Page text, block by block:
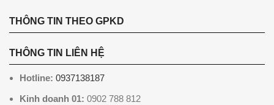
THÔNG TIN THEO GPKD
THÔNG TIN LIÊN HỆ
Hotline: 0937138187
Kinh doanh 01: 0902 788 812